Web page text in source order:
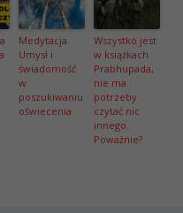
Medytacja.
Umysł i
świadomość
w
poszukiwaniu
oświecenia
Wszystko jest
w książkach
Prabhupada,
nie ma
potrzeby
czytać nic
innego.
Poważnie?